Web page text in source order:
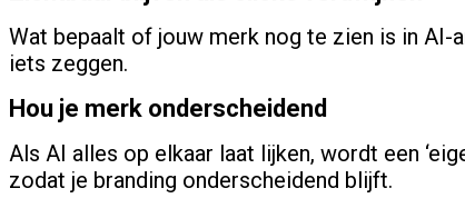
Wat bepaalt of jouw merk nog te zien is in AI-
iets zeggen.
Hou je merk onderscheidend
Als AI alles op elkaar laat lijken, wordt een
zodat je branding onderscheidend blijft.